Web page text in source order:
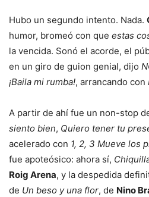
Hubo un segundo intento. Nada.
humor, bromeó con que estas
la vencida. Sonó el acorde, el
en un giro de guion genial, dijo
¡Baila mi rumba!, arrancando con
A partir de ahí fue un non-stop
siento bien, Quiero tener tu
acelerado con 1, 2, 3 Mueve los
fue apoteósico: ahora sí,
Roig Arena, y la despedida
de Un beso y una flor, de Nino